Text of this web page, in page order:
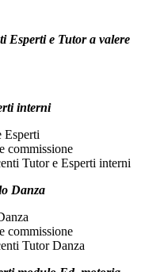
Esperti e Tutor a valere
interni
Esperti
commissione
Tutor e Esperti interni
Danza
commissione
Tutor Danza